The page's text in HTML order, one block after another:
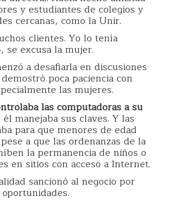
y estudiantes de colegios y
cercanas, como la Unir.
clientes. Yo lo tenía
se excusa la mujer.
a desafiarla en discusiones
poca paciencia con
las mujeres.
las computadoras a su
él manejaba sus claves. Y las
para que menores de edad
a que las ordenanzas de la
la permanencia de niños o
en sitios con acceso a Internet.
sancionó al negocio por